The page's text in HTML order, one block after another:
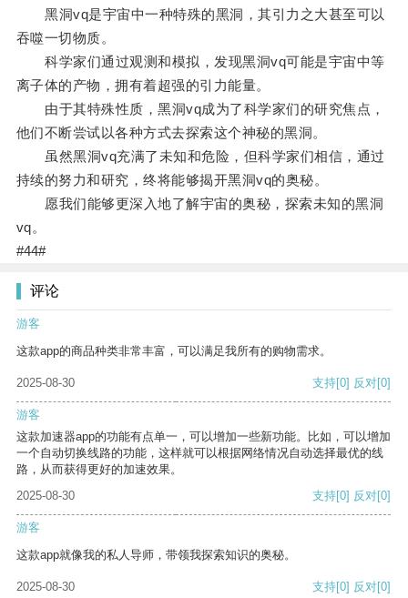
黑洞vq是宇宙中一种特殊的黑洞，其引力之大甚至可以
吞噬一切物质。
科学家们通过观测和模拟，发现黑洞vq可能是宇宙中等
离子体的产物，拥有着超强的引力能量。
由于其特殊性质，黑洞vq成为了科学家们的研究焦点，
他们不断尝试以各种方式去探索这个神秘的黑洞。
虽然黑洞vq充满了未知和危险，但科学家们相信，通过
持续的努力和研究，终将能够揭开黑洞vq的奥秘。
愿我们能够更深入地了解宇宙的奥秘，探索未知的黑洞
vq。
#44#
评论
游客
这款app的商品种类非常丰富，可以满足我所有的购物需求。
2025-08-30 支持[0] 反对[0]
游客
这款加速器app的功能有点单一，可以增加一些新功能。比如，可以增加
一个自动切换线路的功能，这样就可以根据网络情况自动选择最优的线
路，从而获得更好的加速效果。
2025-08-30
支持[0] 反对[0]
游客
这款app就像我的私人导师，带领我探索知识的奥秘。
2025-08-30 支持[0] 反对[0]